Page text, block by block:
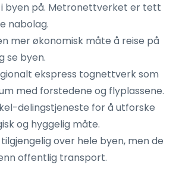
byen på. Metronettverket er tett
nabolag.
mer økonomisk måte å reise på
se byen.
ekspress tognettverk som
med forstedene og flyplassene.
delingstjeneste for å utforske
og hyggelig måte.
over hele byen, men de
offentlig transport.